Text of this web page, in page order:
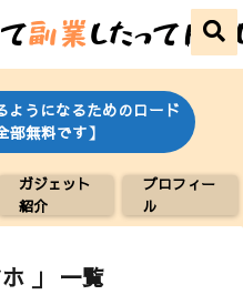
うになるためのロード
部無料です】
ガジェット
紹介
プロフィー
ル
ホ 」 一覧